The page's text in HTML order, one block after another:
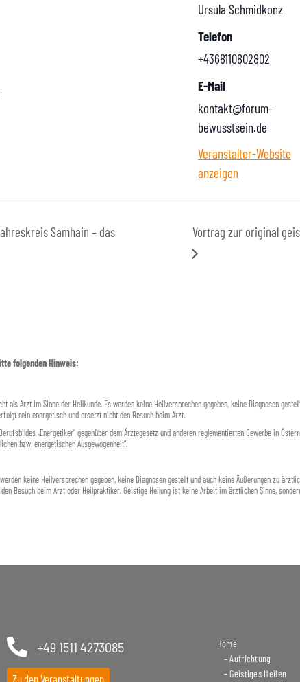
Ursula Schmidkonz
Telefon
+4368110802802
E-Mail
kontakt@forum-
bewusstsein.de
Veranstalter-Website
anzeigen
Samhain – das
Vortrag zur original
folgenden Hinweis:
als Arzt im Sinne der Heilkunde. Es werden keine Heilversprechen gegeben, keine Diagnosen
rein energetisch und ersetzt nicht den Besuch beim Arzt.
„Energetiker“ gegenüber dem Ärztegesetz und anderen reglementierten Gewerbe in
bzw. energetischen Ausgewogenheit“.
keine Heilversprechen gegeben, keine Diagnosen gestellt und auch keine Äußerungen zu
Besuch beim Arzt oder Heilpraktiker. Geistige Heilung ist keine Arbeit im ärztlichen Sinne,
+49 1511 4273085
Zu den Veranstaltungen
Home
– Aufrichtung
– Geistiges Heilen